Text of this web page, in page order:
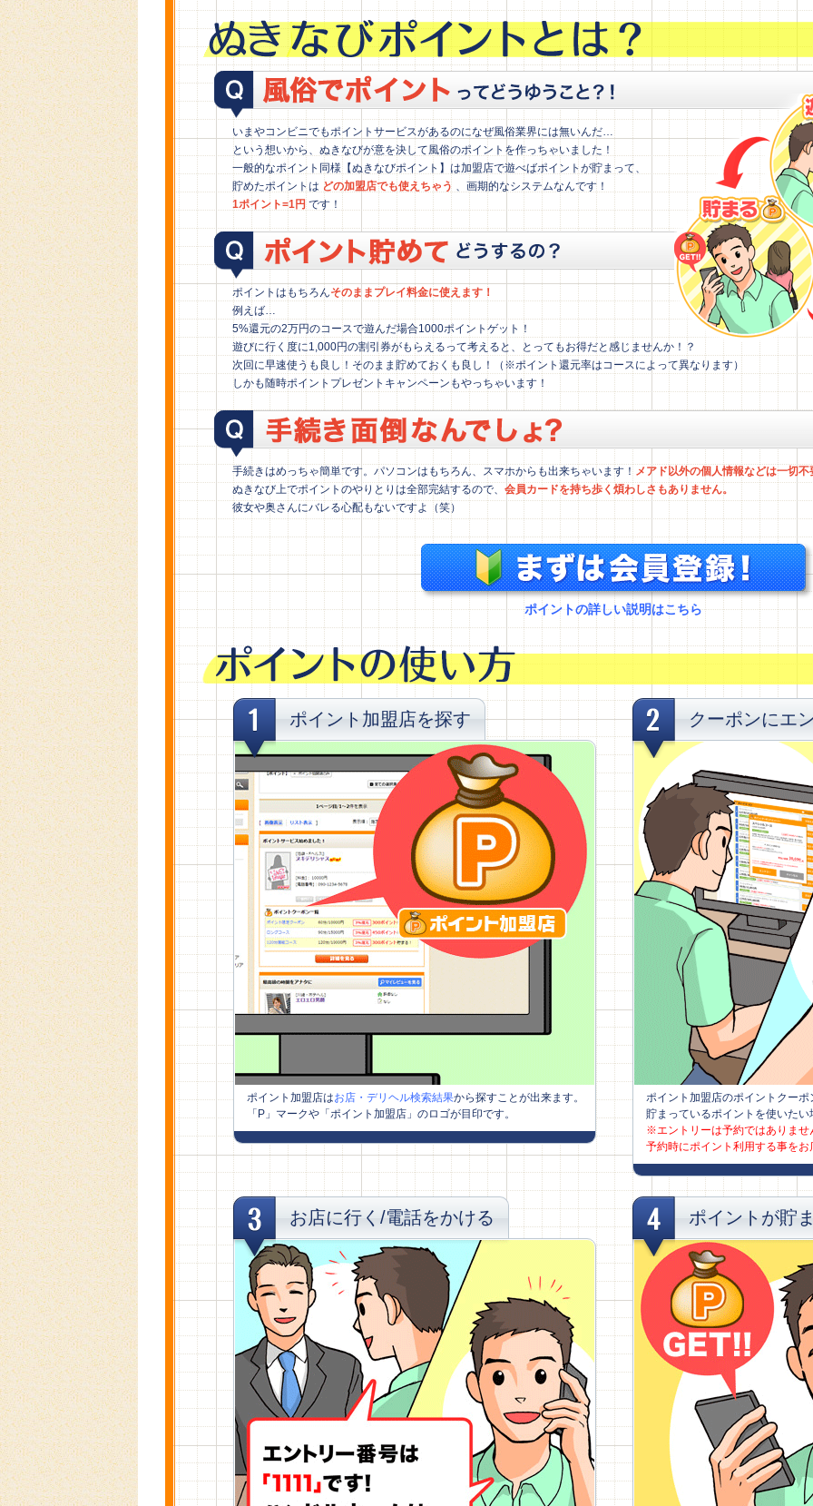
いまやコンビニでもポイントサービスがあるのになぜ風俗業界には無いんだ…
という想いから、ぬきなびが意を決して風俗のポイントを作っちゃいました！
一般的なポイント同様【ぬきなびポイント】は加盟店で遊べばポイントが貯まって、
貯めたポイントは どの加盟店でも使えちゃう 、画期的なシステムなんです！
1ポイント=1円です！
ポイントはもちろんそのままプレイ料金に使えます！
例えば…
5%還元の2万円のコースで遊んだ場合1000ポイントゲット！
遊びに行く度に1,000円の割引券がもらえるって考えると、とってもお得だと感じませんか！？
次回に早速使うも良し！そのまま貯めておくも良し！（※ポイント還元率はコースによって異なります）
しかも随時ポイントプレゼントキャンペーンもやっちゃいます！
手続きはめっちゃ簡単です。パソコンはもちろん、スマホからも出来ちゃいます！ メアド以外の個人情報などは一切不
ぬきなび上でポイントのやりとりは全部完結するので、 会員カードを持ち歩く煩わしさもありません。
彼女や奥さんにバレる心配もないですよ（笑）
ポイントの詳しい説明はこちら
ポイント加盟店を探す
ポイント加盟店はお店・デリヘル検索結果から探すことが出来ます。
「P」マークや「ポイント加盟店」のロゴが目印です。
クーポンにエ
ポイント加盟店のポイントクー
貯まっているポイントを使いた
※エントリーは予約ではありませ
予約時にポイント利用する事を
お店に行く/電話をかける ポイントが貯